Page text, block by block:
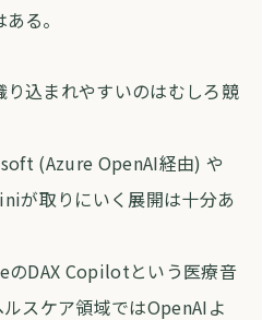
る。
込まれやすいのはむしろ競
(Azure OpenAI経由) や
が取りにいく展開は十分あ
DAX Copilotという医療音
スケア領域ではOpenAIよ